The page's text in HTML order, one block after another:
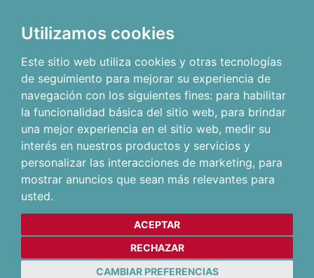
Utilizamos cookies
Este sitio web utiliza cookies y otras tecnologías
de seguimiento para mejorar su experiencia de
navegación con los siguientes fines: para habilitar
la funcionalidad básica del sitio web, para brindar
una mejor experiencia en el sitio web, medir su
interés en nuestros productos y servicios y
personalizar las interacciones de marketing, para
mostrar anuncios que sean más relevantes para
usted.
ACEPTAR
RECHAZAR
CAMBIAR PREFERENCIAS